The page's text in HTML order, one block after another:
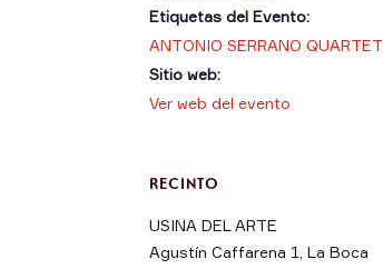
Etiquetas del Evento:
ANTONIO SERRANO QUARTET
Sitio web:
Ver web del evento
RECINTO
USINA DEL ARTE
Agustín Caffarena 1, La Boca